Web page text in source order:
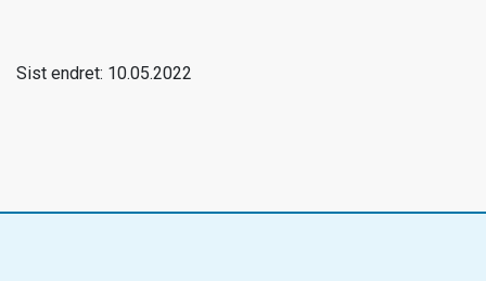
Sist endret: 10.05.2022